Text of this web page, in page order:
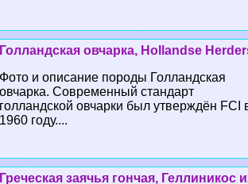
Голландская овчарка, Hollandse
Фото и описание породы Голландская
овчарка. Современный стандарт
голландской овчарки был утверждён FCI
1960 году....
Греческая заячья гончая, Геллиникос